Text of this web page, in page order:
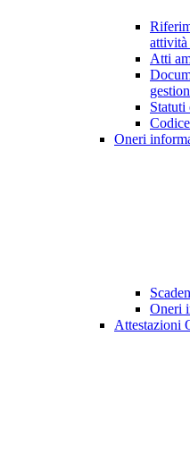
attività
Atti
Statuti
Oneri
Oneri
Attestazioni